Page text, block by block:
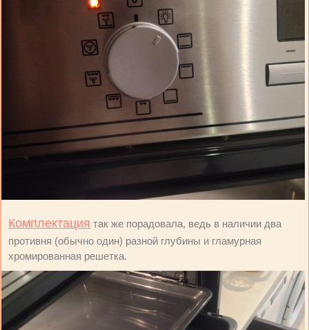
Комплектация так же порадовала, ведь в наличии два
противня (обычно один) разной глубины и гламурная
хромированная решетка.